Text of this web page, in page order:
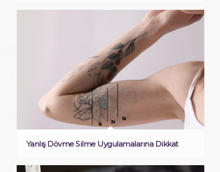
Yanlış Dövme Silme Uygulamalarına Dikkat